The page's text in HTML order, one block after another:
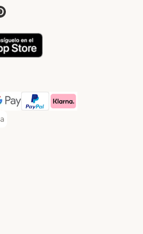
Payment Method
Payment Method
Pay Payment Method
PayPal Payment Method
Klarna Payment Method
Payment Method
Method
Method
Shipping Method